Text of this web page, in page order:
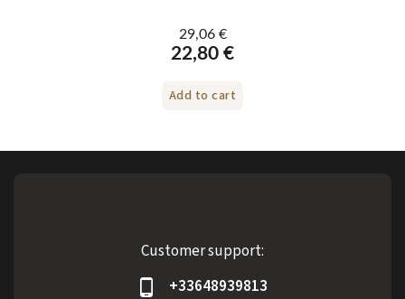
29,06 €
22,80 €
Add to cart
Customer support:
+33648939813